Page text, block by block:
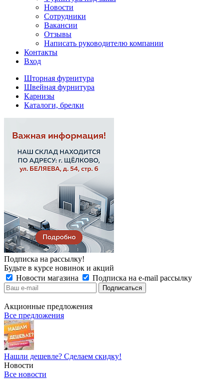
Новости
Сотрудники
Вакансии
Отзывы
Написать руководителю компании
Контакты
Вход
Шторная фурнитура
Швейная фурнитура
Карнизы
Каталоги, брелки
Подписка на рассылку!
Будьте в курсе новинок и акций
Новости магазина
Подписка на e-mail рассылку
Акционные предложения
Все предложения
Нашли дешевле? Сделаем скидку!
Новости
Все новости